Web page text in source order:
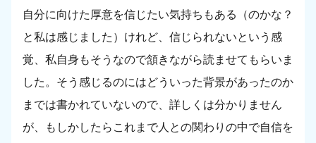
自分に向けた厚意を信じたい気持ちもある（のかな？
と私は感じました）けれど、信じられないという感
覚、私自身もそうなので頷きながら読ませてもらいま
した。そう感じるのにはどういった背景があったのか
までは書かれていないので、詳しくは分かりません
が、もしかしたらこれまで人との関わりの中で自信を